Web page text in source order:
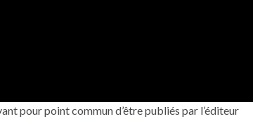
pour point commun d’être publiés par l’éditeur